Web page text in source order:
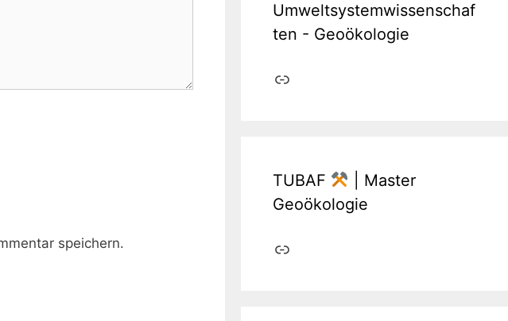
speichern.
Umweltsystemwissenschaf
ten - Geoökologie
Link
TUBAF
| Master
Geoökologie
Link